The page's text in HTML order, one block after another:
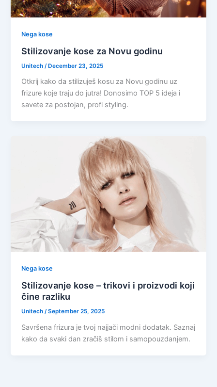
Nega kose
Stilizovanje kose za Novu godinu
Unitech /December 23, 2025
Otkrij kako da stilizuješ kosu za Novu godinu uz
frizure koje traju do jutra! Donosimo TOP 5 ideja i
savete za postojan, profi styling.
Nega kose
Stilizovanje kose – trikovi i proizvodi koji
čine razliku
Unitech/September 25, 2025
Savršena frizura je tvoj najjači modni dodatak. Saznaj
kako da svaki dan zračiš stilom i samopouzdanjem.